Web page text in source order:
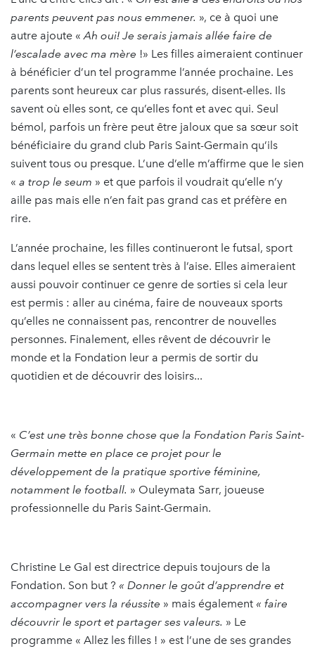
parents peuvent pas nous emmener. », ce à quoi une
autre ajoute «Ah oui! Je serais jamais allée faire de
l’escalade avec ma mère !» Les filles aimeraient continuer
à bénéficier d’un tel programme l’année prochaine. Les
parents sont heureux car plus rassurés, disent-elles. Ils
savent où elles sont, ce qu’elles font et avec qui. Seul
bémol, parfois un frère peut être jaloux que sa sœur soit
bénéficiaire du grand club Paris Saint-Germain qu’ils
suivent tous ou presque. L’une d’elle m’affirme que le sien
« a trop le seum » et que parfois il voudrait qu’elle n’y
aille pas mais elle n’en fait pas grand cas et préfère en
rire.
L’année prochaine, les filles continueront le futsal, sport
dans lequel elles se sentent très à l’aise. Elles aimeraient
aussi pouvoir continuer ce genre de sorties si cela leur
est permis : aller au cinéma, faire de nouveaux sports
qu’elles ne connaissent pas, rencontrer de nouvelles
personnes. Finalement, elles rêvent de découvrir le
monde et la Fondation leur a permis de sortir du
quotidien et de découvrir des loisirs...
« C’est une très bonne chose que la Fondation Paris Saint-
Germain mette en place ce projet pour le
développement de la pratique sportive féminine,
notamment le football. » Ouleymata Sarr, joueuse
professionnelle du Paris Saint-Germain.
Christine Le Gal est directrice depuis toujours de la
Fondation. Son but ? « Donner le goût d’apprendre et
accompagner vers la réussite » mais également « faire
découvrir le sport et partager ses valeurs. » Le
programme « Allez les filles ! » est l’une de ses grandes